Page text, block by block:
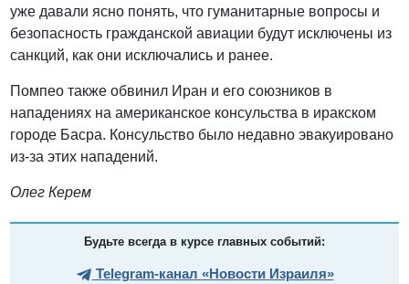
уже давали ясно понять, что гуманитарные вопросы и
безопасность гражданской авиации будут исключены из
санкций, как они исключались и ранее.
Помпео также обвинил Иран и его союзников в
нападениях на американское консульства в иракском
городе Басра. Консульство было недавно эвакуировано
из-за этих нападений.
Олег Керем
Будьте всегда в курсе главных событий:
Telegram-канал «Новости Израиля»